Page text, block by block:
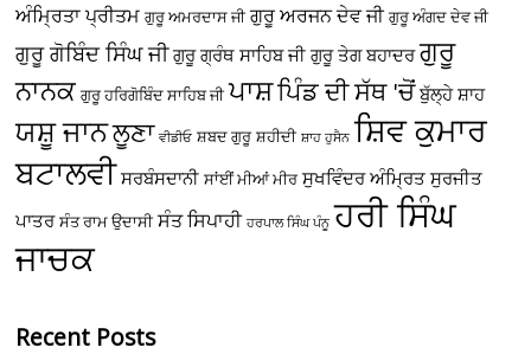
ਅੰਮ੍ਰਿਤਾ ਪ੍ਰੀਤਮ ਗੁਰੂ ਅਮਰਦਾਸ ਜੀ ਗੁਰੂ ਅਰਜਨ ਦੇਵ ਜੀ ਗੁਰੂ ਅੰਗਦ ਦੇਵ ਜੀ
ਗੁਰੂ ਗੋਬਿੰਦ ਸਿੰਘ ਜੀ ਗੁਰੂ ਗ੍ਰੰਥ ਸਾਹਿਬ ਜੀ ਗੁਰੂ ਤੇਗ ਬਹਾਦਰ ਗੁਰੂ
ਨਾਨਕ ਗੁਰੂ ਹਰਿਗੋਬਿੰਦ ਸਾਹਿਬ ਜੀ ਪਾਸ਼ਪਿੰਡ ਦੀ ਸੱਥ 'ਚੋਂ ਬੁੱਲ੍ਹੇ ਸ਼ਾਹ
ਯਸ਼ੂ ਜਾਨਲੂਣਾ ਵੀਡੀਓ ਸ਼ਬਦ ਗੁਰੂ ਸ਼ਹੀਦੀ ਸ਼ਾਹ ਹੁਸੈਨ ਸ਼ਿਵ ਕੁਮਾਰ
ਬਟਾਲਵੀ ਸਰਬੰਸਦਾਨੀ ਸਾਂਈਂ ਮੀਆਂ ਮੀਰ ਸੁਖਵਿੰਦਰ ਅੰਮ੍ਰਿਤ ਸੁਰਜੀਤ
ਪਾਤਰ ਸੰਤ ਰਾਮ ਉਦਾਸੀ ਸੰਤ ਸਿਪਾਹੀ ਹਰਪਾਲ ਸਿੰਘ ਪੰਨੂ ਹਰੀ ਸਿੰਘ
ਜਾਚਕ
Recent Posts